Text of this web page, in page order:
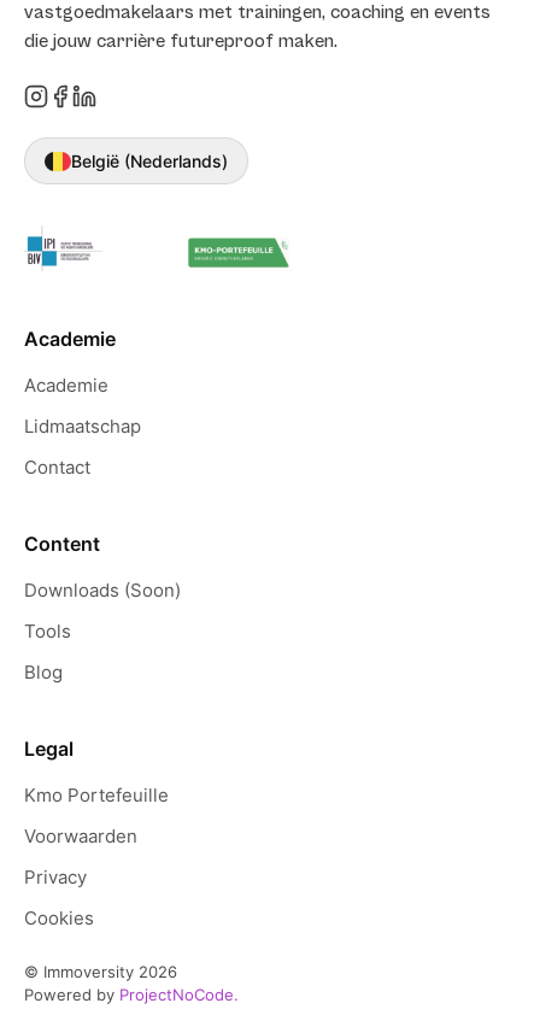
vastgoedmakelaars met trainingen, coaching en events
die jouw carrière futureproof maken.
België (Nederlands)
Academie
Academie
Lidmaatschap
Contact
Content
Downloads (Soon)
Tools
Blog
Legal
Kmo Portefeuille
Voorwaarden
Privacy
Cookies
© Immoversity 2026
Powered by ProjectNoCode.